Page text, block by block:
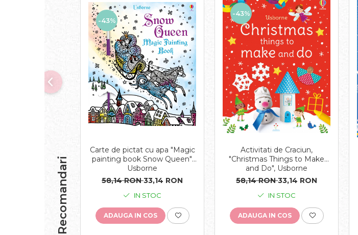
Recomandari
-43%
Carte de pictat cu apa "Magic
painting book Snow Queen",
Usborne
58,14 RON33,14 RON
IN STOC
ADAUGA IN COS
-43%
Activitati de Craciun,
"Christmas Things to Make
and Do", Usborne
58,14 RON33,14 RON
IN STOC
ADAUGA IN COS